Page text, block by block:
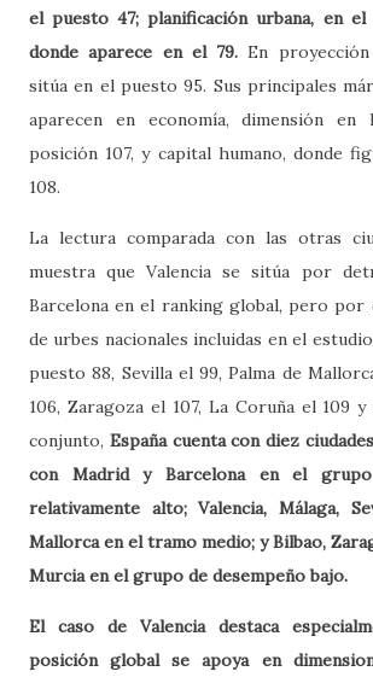
el puesto 47; planificación urbana, en
donde aparece en el 79. En
sitúa en el puesto 95. Sus principales
aparecen en economía, dimensión
posición 107, y capital humano, donde
108.
La lectura comparada con las otras
muestra que Valencia se sitúa por
Barcelona en el ranking global, pero por
de urbes nacionales incluidas en el
puesto 88, Sevilla el 99, Palma de
106, Zaragoza el 107, La Coruña el 109 y
conjunto, España cuenta con diez
con Madrid y Barcelona en el grupo
relativamente alto; Valencia, Málaga,
Mallorca en el tramo medio; y Bilbao,
Murcia en el grupo de desempeño bajo.
El caso de Valencia destaca
posición global se apoya en